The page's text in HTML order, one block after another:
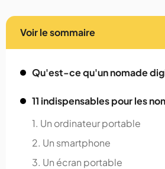
Voir le sommaire
Qu'est-ce qu'un nomade
11 indispensables pour les
1. Un ordinateur portable
2. Un smartphone
3. Un écran portable